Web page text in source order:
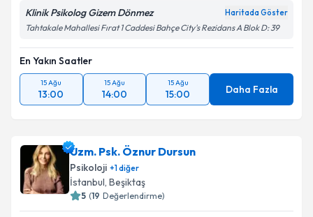
Klinik Psikolog Gizem Dönmez Haritada Göster
Tahtakale Mahallesi Fırat 1 Caddesi Bahçe City's Rezidans A Blok D: 39
En Yakın Saatler
15 Ağu
13:00
15 Ağu
14:00
15 Ağu
15:00 Daha Fazla
Uzm. Psk. Öznur Dursun
Psikoloji +1diğer
İstanbul, Beşiktaş
5 (19 Değerlendirme)